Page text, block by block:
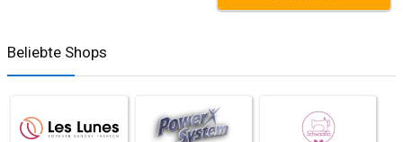
Beliebte Shops